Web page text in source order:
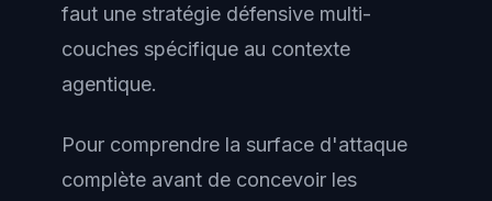
faut une stratégie défensive multi-
couches spécifique au contexte
agentique.
Pour comprendre la surface d'attaque
complète avant de concevoir les